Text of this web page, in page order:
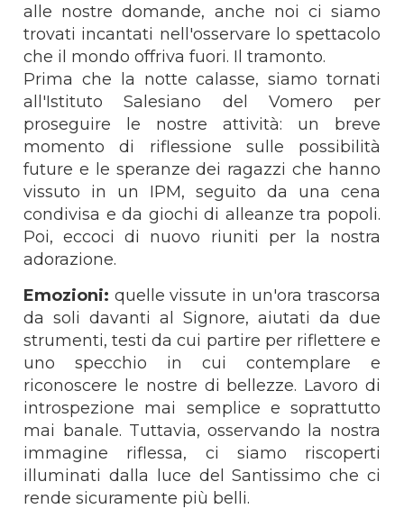
alle nostre domande, anche noi ci siamo
trovati incantati nell'osservare lo spettacolo
che il mondo offriva fuori. Il tramonto.
Prima che la notte calasse, siamo tornati
all'Istituto Salesiano del Vomero per
proseguire le nostre attività: un breve
momento di riflessione sulle possibilità
future e le speranze dei ragazzi che hanno
vissuto in un IPM, seguito da una cena
condivisa e da giochi di alleanze tra popoli.
Poi, eccoci di nuovo riuniti per la nostra
adorazione.
Emozioni: quelle vissute in un'ora trascorsa
da soli davanti al Signore, aiutati da due
strumenti, testi da cui partire per riflettere e
uno specchio in cui contemplare e
riconoscere le nostre di bellezze. Lavoro di
introspezione mai semplice e soprattutto
mai banale. Tuttavia, osservando la nostra
immagine riflessa, ci siamo riscoperti
illuminati dalla luce del Santissimo che ci
rende sicuramente più belli.